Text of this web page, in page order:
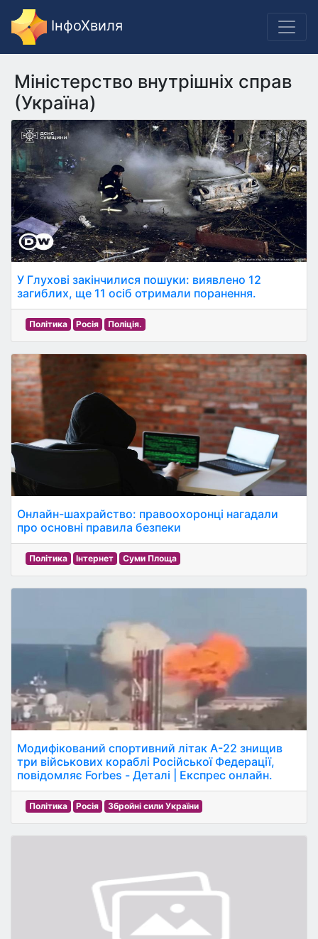
ІнфоХвиля
Міністерство внутрішніх справ
(Україна)
У Глухові закінчилися пошуки: виявлено 12
загиблих, ще 11 осіб отримали поранення.
Політика Росія Поліція.
Онлайн-шахрайство: правоохоронці нагадали
про основні правила безпеки
Політика Інтернет Суми Площа
Модифікований спортивний літак А-22 знищив
три військових кораблі Російської Федерації,
повідомляє Forbes - Деталі | Експрес онлайн.
Політика Росія Збройні сили України